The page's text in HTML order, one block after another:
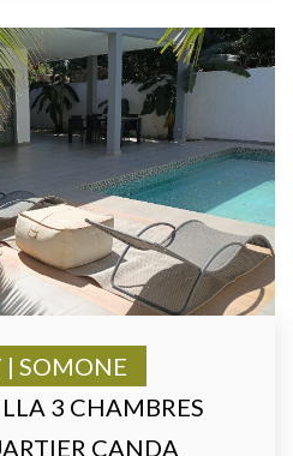
3 CHAMBRES
CANDA
| SOMONE